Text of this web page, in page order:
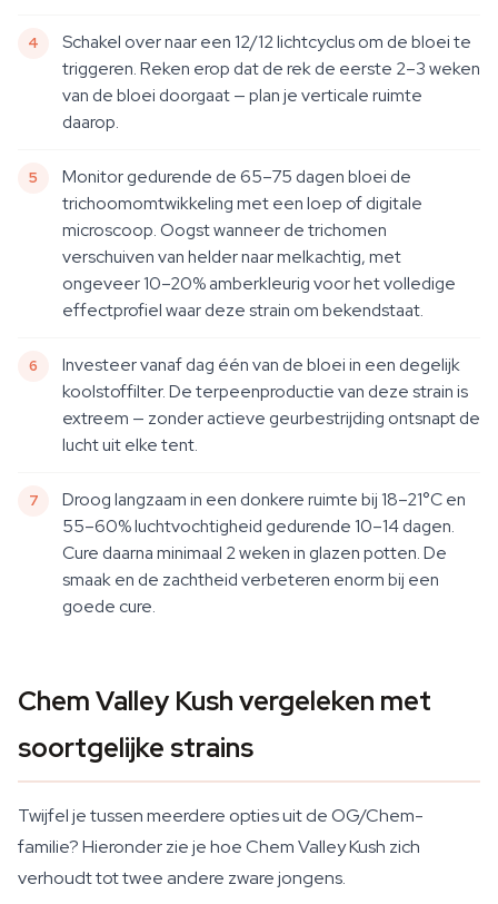
Schakel over naar een 12/12 lichtcyclus om de bloei te
triggeren. Reken erop dat de rek de eerste 2–3 weken
van de bloei doorgaat — plan je verticale ruimte
daarop.
Monitor gedurende de 65–75 dagen bloei de
trichoomomtwikkeling met een loep of digitale
microscoop. Oogst wanneer de trichomen
verschuiven van helder naar melkachtig, met
ongeveer 10–20% amberkleurig voor het volledige
effectprofiel waar deze strain om bekendstaat.
Investeer vanaf dag één van de bloei in een degelijk
koolstoffilter. De terpeenproductie van deze strain is
extreem — zonder actieve geurbestrijding ontsnapt de
lucht uit elke tent.
Droog langzaam in een donkere ruimte bij 18–21°C en
55–60% luchtvochtigheid gedurende 10–14 dagen.
Cure daarna minimaal 2 weken in glazen potten. De
smaak en de zachtheid verbeteren enorm bij een
goede cure.
Chem Valley Kush vergeleken met
soortgelijke strains
Twijfel je tussen meerdere opties uit de OG/Chem-
familie? Hieronder zie je hoe Chem Valley Kush zich
verhoudt tot twee andere zware jongens.